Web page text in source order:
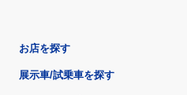
お店を探す
展示車/試乗車を探す